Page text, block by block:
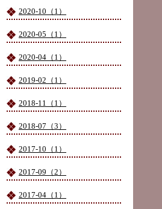
2020-10（1）
2020-05（1）
2020-04（1）
2019-02（1）
2018-11（1）
2018-07（3）
2017-10（1）
2017-09（2）
2017-04（1）